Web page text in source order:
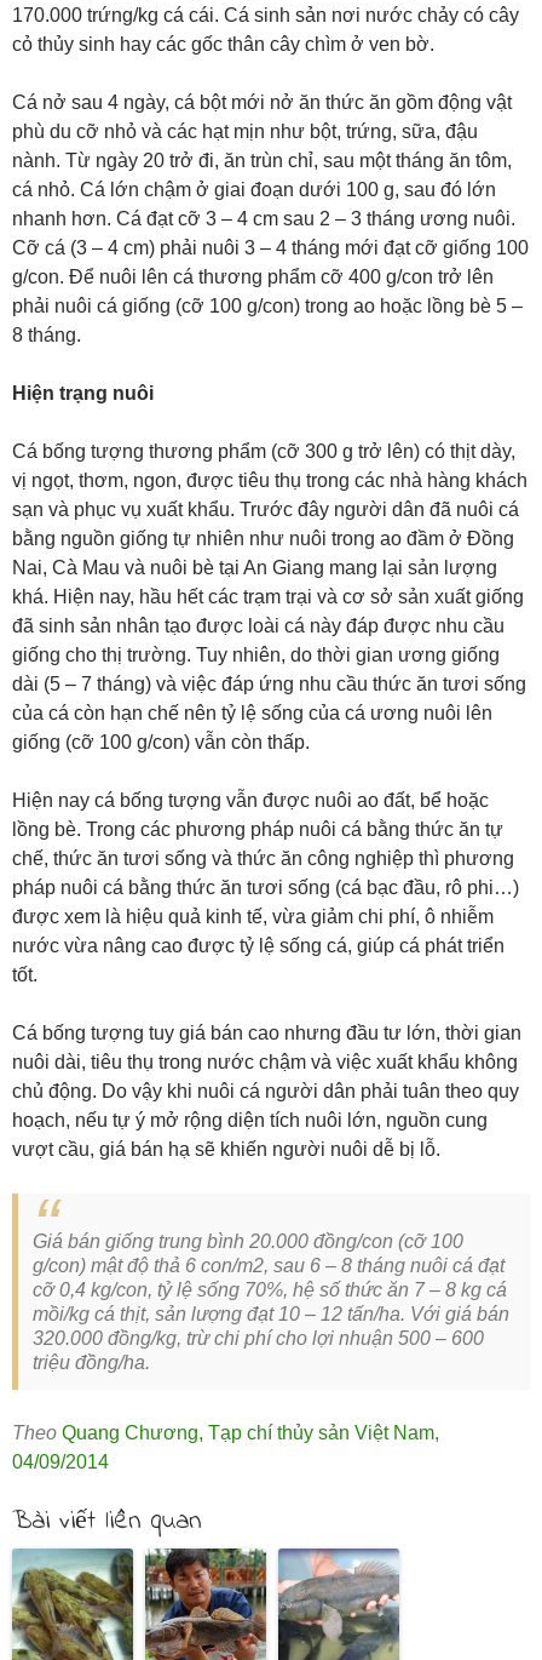
170.000 trứng/kg cá cái. Cá sinh sản nơi nước chảy có cây
cỏ thủy sinh hay các gốc thân cây chìm ở ven bờ.
Cá nở sau 4 ngày, cá bột mới nở ăn thức ăn gồm động vật
phù du cỡ nhỏ và các hạt mịn như bột, trứng, sữa, đậu
nành. Từ ngày 20 trở đi, ăn trùn chỉ, sau một tháng ăn tôm,
cá nhỏ. Cá lớn chậm ở giai đoạn dưới 100 g, sau đó lớn
nhanh hơn. Cá đạt cỡ 3 – 4 cm sau 2 – 3 tháng ương nuôi.
Cỡ cá (3 – 4 cm) phải nuôi 3 – 4 tháng mới đạt cỡ giống 100
g/con. Để nuôi lên cá thương phẩm cỡ 400 g/con trở lên
phải nuôi cá giống (cỡ 100 g/con) trong ao hoặc lồng bè 5 –
8 tháng.
Hiện trạng nuôi
Cá bống tượng thương phẩm (cỡ 300 g trở lên) có thịt dày,
vị ngọt, thơm, ngon, được tiêu thụ trong các nhà hàng khách
sạn và phục vụ xuất khẩu. Trước đây người dân đã nuôi cá
bằng nguồn giống tự nhiên như nuôi trong ao đầm ở Đồng
Nai, Cà Mau và nuôi bè tại An Giang mang lại sản lượng
khá. Hiện nay, hầu hết các trạm trại và cơ sở sản xuất giống
đã sinh sản nhân tạo được loài cá này đáp được nhu cầu
giống cho thị trường. Tuy nhiên, do thời gian ương giống
dài (5 – 7 tháng) và việc đáp ứng nhu cầu thức ăn tươi sống
của cá còn hạn chế nên tỷ lệ sống của cá ương nuôi lên
giống (cỡ 100 g/con) vẫn còn thấp.
Hiện nay cá bống tượng vẫn được nuôi ao đất, bể hoặc
lồng bè. Trong các phương pháp nuôi cá bằng thức ăn tự
chế, thức ăn tươi sống và thức ăn công nghiệp thì phương
pháp nuôi cá bằng thức ăn tươi sống (cá bạc đầu, rô phi…)
được xem là hiệu quả kinh tế, vừa giảm chi phí, ô nhiễm
nước vừa nâng cao được tỷ lệ sống cá, giúp cá phát triển
tốt.
Cá bống tượng tuy giá bán cao nhưng đầu tư lớn, thời gian
nuôi dài, tiêu thụ trong nước chậm và việc xuất khẩu không
chủ động. Do vậy khi nuôi cá người dân phải tuân theo quy
hoạch, nếu tự ý mở rộng diện tích nuôi lớn, nguồn cung
vượt cầu, giá bán hạ sẽ khiến người nuôi dễ bị lỗ.
Giá bán giống trung bình 20.000 đồng/con (cỡ 100
g/con) mật độ thả 6 con/m2, sau 6 – 8 tháng nuôi cá đạt
cỡ 0,4 kg/con, tỷ lệ sống 70%, hệ số thức ăn 7 – 8 kg cá
mồi/kg cá thịt, sản lượng đạt 10 – 12 tấn/ha. Với giá bán
320.000 đồng/kg, trừ chi phí cho lợi nhuận 500 – 600
triệu đồng/ha.
Theo Quang Chương, Tạp chí thủy sản Việt Nam,
04/09/2014
Bài viết liên quan